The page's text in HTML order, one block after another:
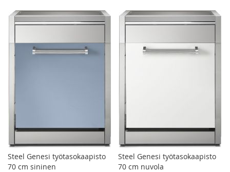
Steel Genesi työtasokaapisto
70 cm sininen
Steel Genesi työtasokaapisto
70 cm nuvola